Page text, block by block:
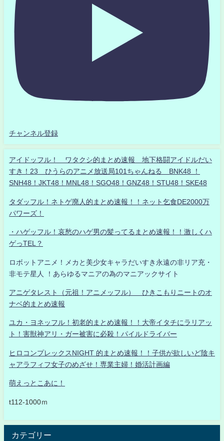
チャンネル登録
アイドッフル！ ワタクシ的まとめ速報 地下格闘アイドルだい
すき！23 ひうらのアニメ放送局101ちゃんねる BNK48 ！
SNH48！JKT48！MNL48！SGO48！GNZ48！STU48！SKE48
タダッフル！ネトゲ廃人的まとめ速報！！ネット乞食DE2000万
パワーズ！
・ハゲッフル！哀愁のハゲ男の髪ってるまとめ速報！！激しくハ
ゲっTEL？
ロボットアニメ！メカと美少女キャラだいすき永遠の非リア充・
非モテ星人 ！あらゆるマニアの為のマニアックサイト
アニゲタレスト（元祖！アニメッフル） ひきこもりニートのオ
ナベ的まとめ速報
ユカ・ヨネッフル！初老的まとめ速報！！大帝イタチにラリアッ
ト！害獣神アリ・ガー被害に必殺！パイルドライバー
ヒロコンプレックスNIGHT 的まとめ速報！！子供が欲しいど陰キ
ャアラフィフ女子のめざせ！専業主婦！婚活計画編
萌えっとこあに！
t112-1000ｍ
カテゴリー